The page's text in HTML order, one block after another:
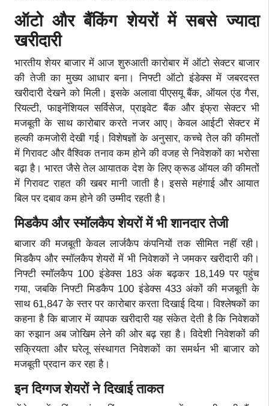
ऑटो और बैंकिंग शेयरों में सबसे ज्यादा
खरीदारी
भारतीय शेयर बाजार में आज शुरुआती कारोबार में ऑटो सेक्टर बाजार
की तेजी का मुख्य आधार बना। निफ्टी ऑटो इंडेक्स में जबरदस्त
खरीदारी देखने को मिली। इसके अलावा पीएसयू बैंक, ऑयल एंड गैस,
रियल्टी, फाइनेंशियल सर्विसेज, प्राइवेट बैंक और इंफ्रा सेक्टर भी
मजबूती के साथ कारोबार करते नजर आए। केवल आईटी सेक्टर में
हल्की कमजोरी देखी गई। विशेषज्ञों के अनुसार, कच्चे तेल की कीमतों
में गिरावट और वैश्विक तनाव कम होने की वजह से निवेशकों का भरोसा
बढ़ा है। भारत जैसे तेल आयातक देश के लिए क्रूड ऑयल की कीमतों
में गिरावट राहत की खबर मानी जाती है। इससे महंगाई और आयात
बिल पर दबाव कम होने की उम्मीद रहती है।
मिडकैप और स्मॉलकैप शेयरों में भी शानदार तेजी
बाजार की मजबूती केवल लार्जकैप कंपनियों तक सीमित नहीं रही।
मिडकैप और स्मॉलकैप शेयरों में भी निवेशकों ने जमकर खरीदारी की।
निफ्टी स्मॉलकैप 100 इंडेक्स 183 अंक बढ़कर 18,149 पर पहुंच
गया, जबकि निफ्टी मिडकैप 100 इंडेक्स 433 अंकों की मजबूती के
साथ 61,847 के स्तर पर कारोबार करता दिखाई दिया। विश्लेषकों का
कहना है कि बाजार में व्यापक खरीदारी यह संकेत देती है कि निवेशकों
का रुझान अब जोखिम लेने की ओर बढ़ रहा है। विदेशी निवेशकों की
सक्रियता और घरेलू संस्थागत निवेशकों का समर्थन भी बाजार को
मजबूती प्रदान कर रहा है।
इन दिग्गज शेयरों ने दिखाई ताकत